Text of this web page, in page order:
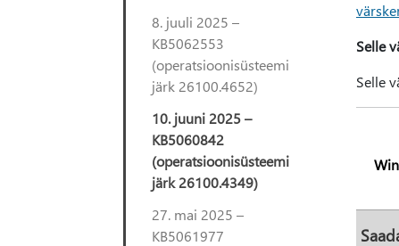
8. juuli 2025 –
KB5062553
(operatsioonisüsteemi
järk 26100.4652)
10. juuni 2025 –
KB5060842
(operatsioonisüsteemi
järk 26100.4349)
27. mai 2025 –
KB5061977
Selle
Selle